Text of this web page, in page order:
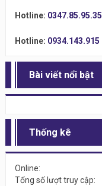
Hotline: 0347.85.95.35
Hotline: 0934.143.915
Bài viết nổi bật
Thống kê
Online:
Tổng số lượt truy cập: